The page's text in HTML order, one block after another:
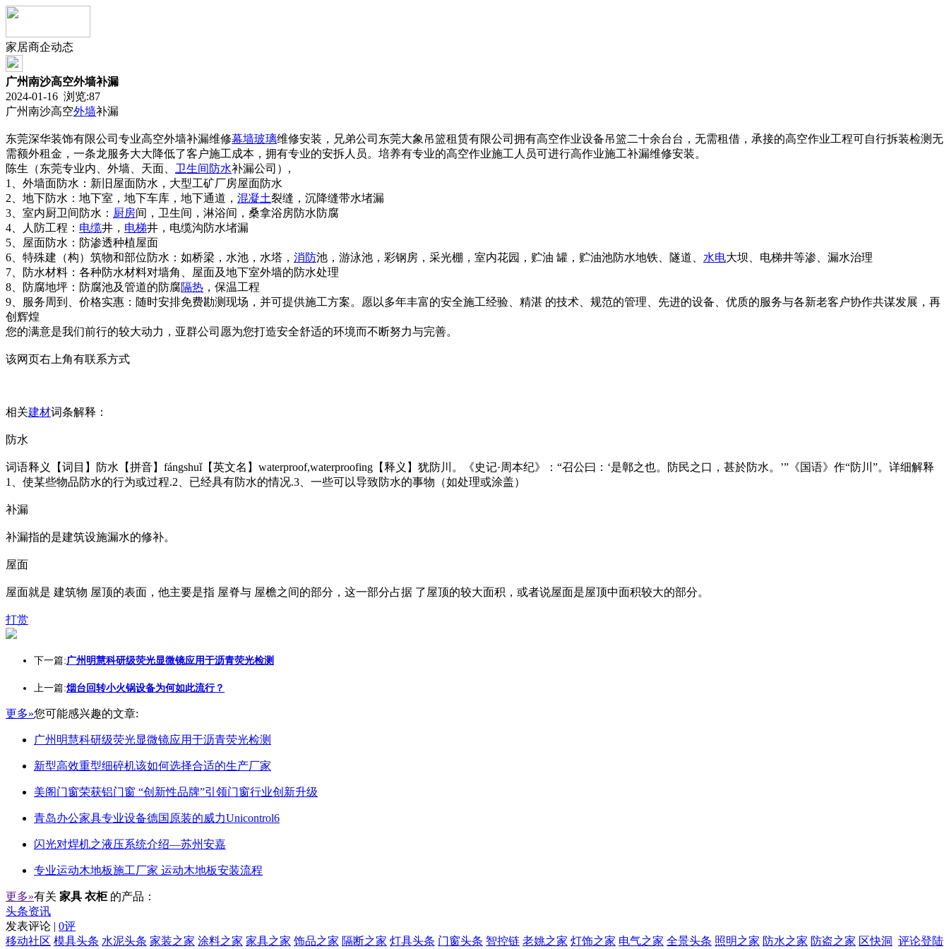
家居商企动态
广州南沙高空外墙补漏
2024-01-16 浏览:87
广州南沙高空外墙补漏
东莞深华装饰有限公司专业高空外墙补漏维修幕墙玻璃维修安装，兄弟公司东莞大象吊篮租赁有限公司拥有高空作业设备吊篮二十余台台，无需租借，承接的高空作业工程可自行拆装检测无
需额外租金，一条龙服务大大降低了客户施工成本，拥有专业的安拆人员。培养有专业的高空作业施工人员可进行高作业施工补漏维修安装。
陈生（东莞专业内、外墙、天面、 卫生间 防水补漏公司）,
1、外墙面防水：新旧屋面防水，大型工矿厂房屋面防水
2、地下防水：地下室，地下车库，地下通道， 混凝土裂缝，沉降缝带水堵漏
3、室内厨卫间防水： 厨房间，卫生间，淋浴间，桑拿浴房防水防腐
4、人防工程： 电缆井， 电梯井，电缆沟防水堵漏
5、屋面防水：防渗透种植屋面
6、特殊建（构）筑物和部位防水：如桥梁，水池，水塔， 消防池，游泳池，彩钢房，采光棚，室内花园，贮油 罐，贮油池防水地铁、隧道、 水电大坝、电梯井等渗、漏水治理
7、防水材料：各种防水材料对墙角、屋面及地下室外墙的防水处理
8、防腐地坪：防腐池及管道的防腐隔热 ，保温工程
9、服务周到、价格实惠：随时安排免费勘测现场，并可提供施工方案。愿以多年丰富的安全施工经验、精湛 的技术、规范的管理、先进的设备、优质的服务与各新老客户协作共谋发展，再
创辉煌
您的满意是我们前行的较大动力，亚群公司愿为您打造安全舒适的环境而不断努力与完善。
该网页右上角有联系方式
相关建材词条解释：
防水
词语释义【词目】防水【拼音】fángshuǐ【英文名】waterproof,waterproofing【释义】犹防川。《史记·周本纪》：“召公曰：‘是鄣之也。防民之口，甚於防水。’”《国语》作“防川”。详细解释
1、使某些物品防水的行为或过程.2、已经具有防水的情况.3、一些可以导致防水的事物（如处理或涂盖）
补漏
补漏指的是建筑设施漏水的修补。
屋面
屋面就是 建筑物 屋顶的表面，他主要是指 屋脊与 屋檐之间的部分，这一部分占据 了屋顶的较大面积，或者说屋面是屋顶中面积较大的部分。
打赏
下一篇:广州明慧科研级荧光显微镜应用于沥青荧光检测
上一篇:烟台回转小火锅设备为何如此流行？
更多»您可能感兴趣的文章:
广州明慧科研级荧光显微镜应用于沥青荧光检测
新型高效重型细碎机该如何选择合适的生产厂家
美阁门窗荣获铝门窗 “创新性品牌”引领门窗行业创新升级
青岛办公家具专业设备德国原装的威力Unicontrol6
闪光对焊机之液压系统介绍—苏州安嘉
专业运动木地板施工厂家 运动木地板安装流程
更多»有关 家具 衣柜 的产品：
头条资讯
发表评论 | 0评
评论登陆
移动社区 模具头条 水泥头条 家装之家 涂料之家 家具之家 饰品之家 隔断之家 灯具头条 门窗头条 智控链 老姚之家 灯饰之家 电气之家 全景头条 照明之家 防水之家 防盗之家 区快洞